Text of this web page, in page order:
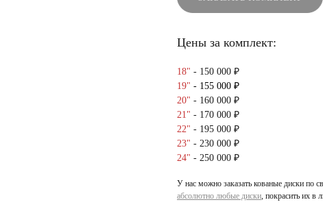
Цены за комплект:
18" - 150 000 ₽
19" - 155 000 ₽
20" - 160 000 ₽
21" - 170 000 ₽
22" - 195 000 ₽
23" - 230 000 ₽
24" - 250 000 ₽
У нас можно заказать кованые диски по
абсолютно любые диски, покрасить их в